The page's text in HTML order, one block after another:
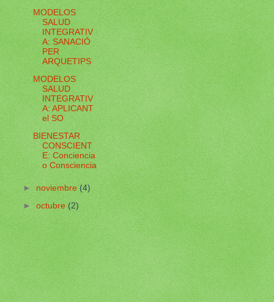
MODELOS
SALUD
INTEGRATIV
A: SANACIÓ
PER
ARQUETIPS
MODELOS
SALUD
INTEGRATIV
A: APLICANT
el SO
BIENESTAR
CONSCIENT
E: Conciencia
o Consciencia
►noviembre(4)
►octubre(2)